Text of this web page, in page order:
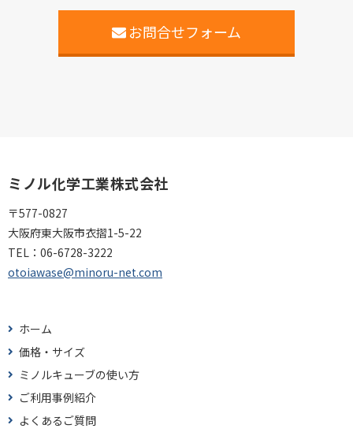
お問合せフォーム
ミノル化学工業株式会社
〒577-0827
大阪府東大阪市衣摺1-5-22
TEL： 06-6728-3222
otoiawase@minoru-net.com
ホーム
価格・サイズ
ミノルキューブの使い方
ご利用事例紹介
よくあるご質問